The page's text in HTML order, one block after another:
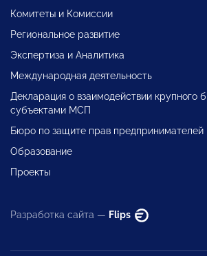
Комитеты и Комиссии
Региональное развитие
Экспертиза и Аналитика
Международная деятельность
Декларация о взаимодействии крупного
субъектами МСП
Бюро по защите прав предпринимателей
Образование
Проекты
Разработка сайта — Flips